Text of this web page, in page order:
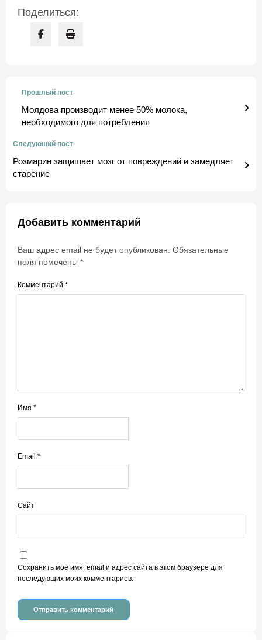
Поделиться:
Прошлый пост
Молдова производит менее 50% молока,
необходимого для потребления
Следующий пост
Розмарин защищает мозг от повреждений и замедляет
старение
Добавить комментарий
Ваш адрес email не будет опубликован. Обязательные
поля помечены *
Комментарий *
Имя *
Email *
Сайт
Сохранить моё имя, email и адрес сайта в этом браузере для
последующих моих комментариев.